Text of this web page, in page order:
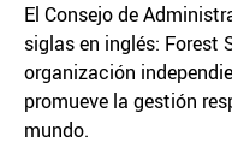
El Consejo de
siglas en inglés: Forest
organización
promueve la gestión
mundo.